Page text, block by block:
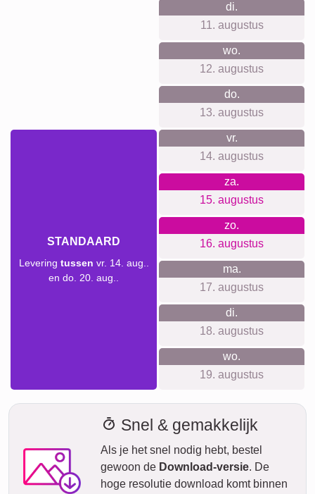
di.
11. augustus
wo.
12. augustus
do.
13. augustus
STANDAARD
Levering tussen vr. 14. aug..
en do. 20. aug..
vr.
14. augustus
za.
15. augustus
zo.
16. augustus
ma.
17. augustus
di.
18. augustus
wo.
19. augustus
Snel & gemakkelijk
Als je het snel nodig hebt, bestel
gewoon de Download-versie. De
hoge resolutie download komt binnen